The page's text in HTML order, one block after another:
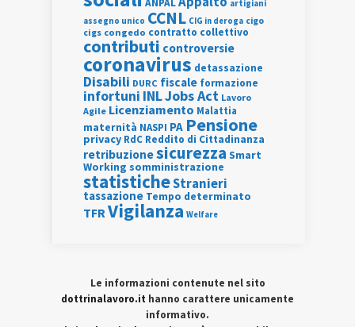
ANPAL
artigiani
assegno unico CCNL CIG in deroga cigo
cigs congedo contratto collettivo
contributi controversie
coronavirus detassazione
Disabili DURC fiscale formazione
infortuni INLJobs Act Lavoro
Agile Licenziamento Malattia
maternità NASPI PA Pensione
privacy RdC Reddito di Cittadinanza
retribuzionesicurezza Smart
Working somministrazione
statisticheStranieri
tassazione Tempo determinato
TFRVigilanza Welfare
Le informazioni contenute nel sito
dottrinalavoro.it hanno carattere unicamente
informativo.